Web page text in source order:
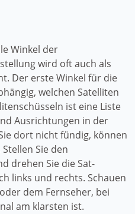
Winkel der
wird oft auch als
Der erste Winkel für die
welchen Satelliten
ist eine Liste
Ausrichtungen in der
dort nicht fündig, können
Sie den
drehen Sie die Sat-
links und rechts. Schauen
dem Fernseher, bei
am klarsten ist.